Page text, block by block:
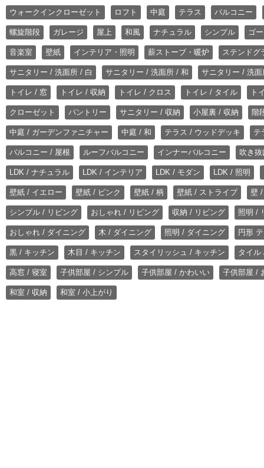
ウォークインクローゼット ロフト 中庭 テラス バルコニー
螺旋階段 ガレージ 屋上 和風 ナチュラル シンプル ゴ
音楽室 壁紙 インテリア・照明 薪ストーブ・暖炉 ステンドグ
サニタリー / 洗面所 / 白 サニタリー / 洗面所 / 和 サニタリー / 洗
トイレ / 窓 トイレ / 収納 トイレ / クロス トイレ / タイル ト
クローゼット パントリー サニタリー / 収納 小屋裏 / 収納 階
中庭 / ガーデンファニチャー 中庭 / 和 テラス / ウッドデッキ テ
バルコニー / 屋根 ルーフバルコニー インナーバルコニー 吹き
LDK / ナチュラル LDK / インテリア LDK / モダン LDK / 照明
壁紙 / イエロー 壁紙 / ピンク 壁紙 / 柄 壁紙 / ストライプ 壁
シンプル / リビング おしゃれ / リビング 収納 / リビング 照明 /
おしゃれ / ダイニング 木 / ダイニング 照明 / ダイニング 円形
黒 / キッチン 木目 / キッチン スタイリッシュ / キッチン タイル
高窓 / 寝室 子供部屋 / シンプル 子供部屋 / かわいい 子供部屋 /
和室 / 収納 和室 / 小上がり